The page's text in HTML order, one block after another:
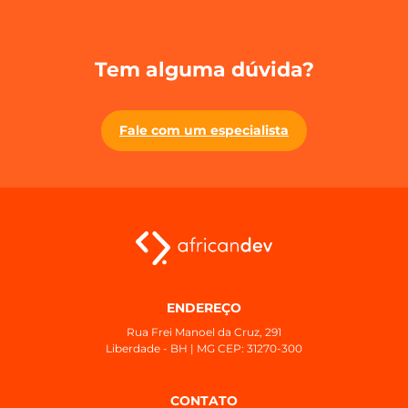
Tem alguma dúvida?
Fale com um especialista
ENDEREÇO
Rua Frei Manoel da Cruz, 291
Liberdade - BH | MG CEP: 31270-300
CONTATO